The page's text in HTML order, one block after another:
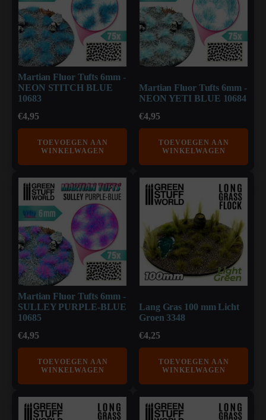
Martian Fluor Tufts 6mm -
NEON STITCH BLUE
10683
€4,95
TOEVOEGEN AAN
WINKELWAGEN
Martian Fluor Tufts 6mm -
NEON YETI BLUE 10684
€4,95
TOEVOEGEN AAN
WINKELWAGEN
Martian Fluor Tufts 6mm -
SULLEY PURPLE-BLUE
10685
€4,95
TOEVOEGEN AAN
WINKELWAGEN
Lang Gras 100 mm Licht
Groen 3348
€4,25
TOEVOEGEN AAN
WINKELWAGEN